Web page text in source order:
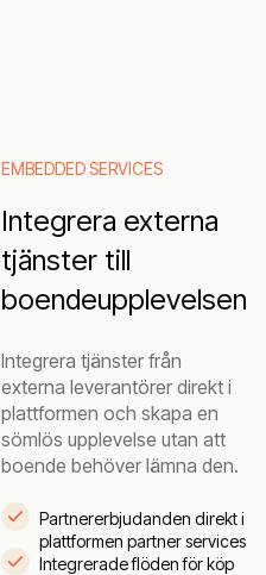
EMBEDDED SERVICES
Integrera externa
tjänster till
boendeupplevelsen
Integrera tjänster från
externa leverantörer direkt i
plattformen och skapa en
sömlös upplevelse utan att
boende behöver lämna den.
Partnererbjudanden direkt i
plattformen partner services
Integrerade flöden för köp